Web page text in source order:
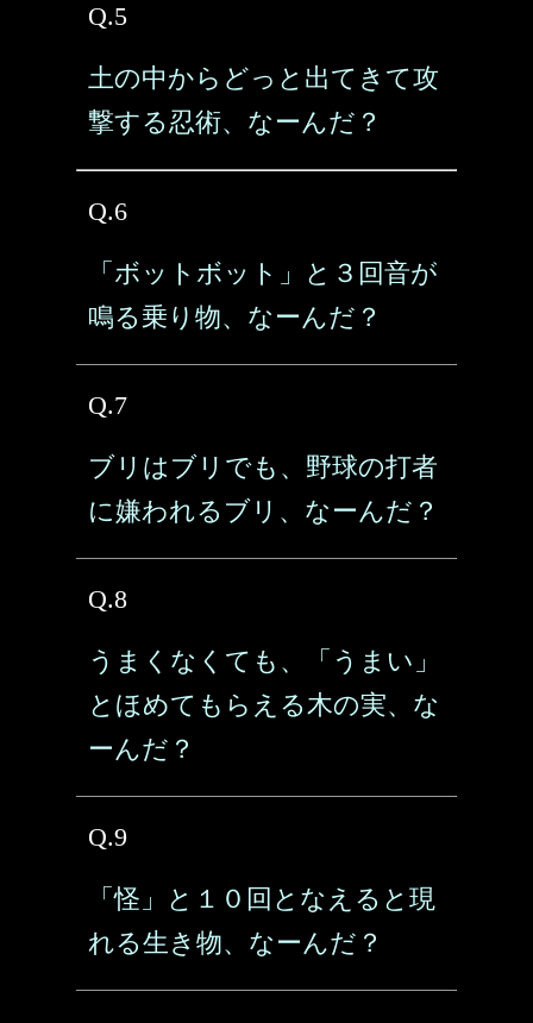
Q.5
土の中からどっと出てきて攻
撃する忍術、なーんだ？
Q.6
「ボットボット」と３回音が
鳴る乗り物、なーんだ？
Q.7
ブリはブリでも、野球の打者
に嫌われるブリ、なーんだ？
Q.8
うまくなくても、「うまい」
とほめてもらえる木の実、な
ーんだ？
Q.9
「怪」と１０回となえると現
れる生き物、なーんだ？